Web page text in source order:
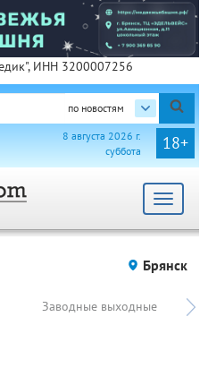
ИНН 3200007256
по новостям
18+
8 августа 2026 г.
суббота
Toggle
Брянск
Заводные выходные